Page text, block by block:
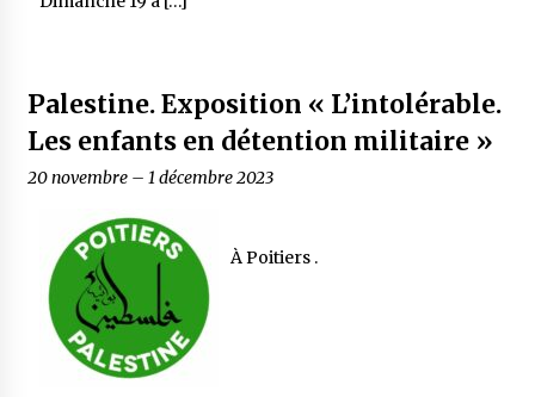
Palestine. Exposition « L’intolérable.
Les enfants en détention militaire »
20 novembre– 1 décembre 2023
À Poitiers .